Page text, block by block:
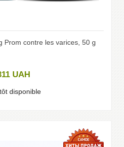
Prom contre les varices, 50 g
UAH
disponible